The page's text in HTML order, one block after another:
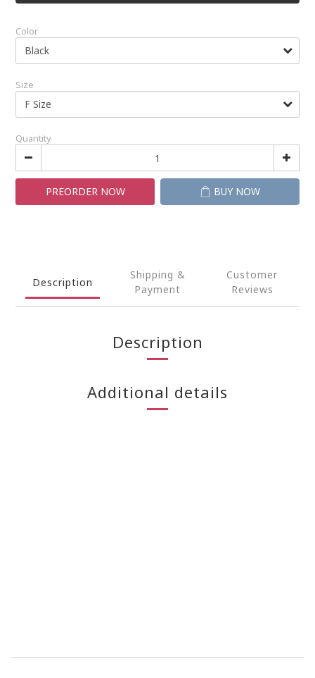
Color
Size
Quantity
PREORDER NOW BUY NOW
Description
Shipping &
Payment
Customer
Reviews
Description
Additional details